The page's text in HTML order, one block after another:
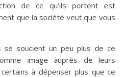
de ce qu’ils portent est
que la société veut que vous
se soucient un peu plus de ce
image auprès de leurs
à dépenser plus que ce